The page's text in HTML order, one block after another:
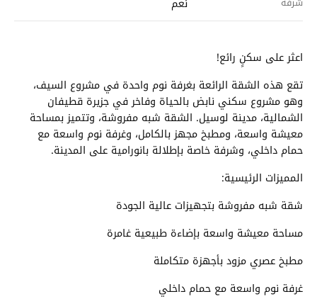
نعم
اعثر على سكنٍ رائع!
تقع هذه الشقة الرائعة بغرفة نوم واحدة في مشروع السيف،
وهو مشروع سكني نابض بالحياة وفاخر في جزيرة قطيفان
الشمالية، مدينة لوسيل. الشقة شبه مفروشة، وتتميز بمساحة
معيشة واسعة، ومطبخ مجهز بالكامل، وغرفة نوم واسعة مع
حمام داخلي، وشرفة خاصة بإطلالة بانورامية على المدينة.
المميزات الرئيسية:
شقة شبه مفروشة بتجهيزات عالية الجودة
مساحة معيشة واسعة بإضاءة طبيعية غامرة
مطبخ عصري مزود بأجهزة متكاملة
غرفة نوم واسعة مع حمام داخلي